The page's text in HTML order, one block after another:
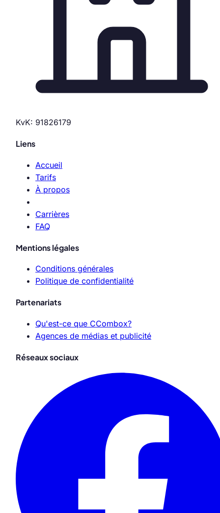
KvK: 91826179
Liens
Accueil
Tarifs
À propos
Carrières
FAQ
Mentions légales
Conditions générales
Politique de confidentialité
Partenariats
Qu'est-ce que CCombox?
Agences de médias et publicité
Réseaux sociaux